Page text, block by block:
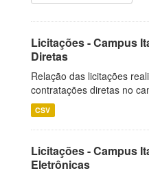
Licitações - Campus
Diretas
Relação das licitações
contratações diretas no
CSV
Licitações - Campus
Eletrônicas